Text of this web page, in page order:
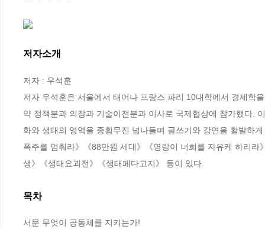
저자소개
저자 : 우석훈
저자 우석훈은 서울에서 태어나 프랑스 파리 10대학에서 경제학
약 정책분과 의장과 기술이전분과 이사로 국제협상에 참가했다.
화와 생태의 영역을 종횡무진 넘나들며 글쓰기와 강연을 활발하
폭주를 멈춰라》《88만원 세대》《명랑이 너희를 자유케 하리
생》《생태요괴전》《생태페다고지》 등이 있다.
목차
서문 무엇이 공동체를 지키는가!